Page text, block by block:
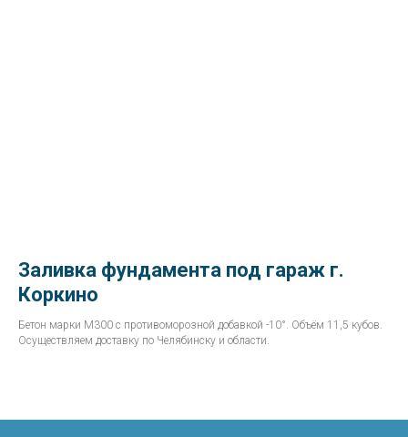
Заливка фундамента под гараж г.
Коркино
Бетон марки М300 с противоморозной добавкой -10°. Объём 11,5 кубов.
Осуществляем доставку по Челябинску и области.